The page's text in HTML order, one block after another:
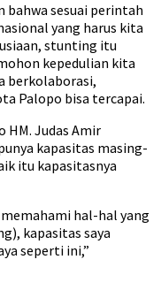
sesuai perintah
yang harus kita
stunting itu
kepedulian kita
berkolaborasi,
Palopo bisa tercapai.
HM. Judas Amir
kapasitas masing-
itu kapasitasnya
hal-hal yang
kapasitas saya
seperti ini,”